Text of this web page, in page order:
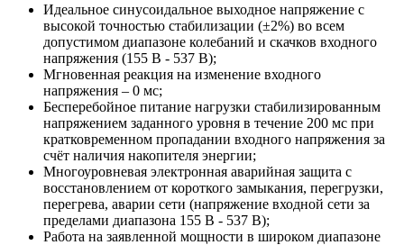
Идеальное синусоидальное выходное напряжение с
высокой точностью стабилизации (±2%) во всем
допустимом диапазоне колебаний и скачков входного
напряжения (155 В - 537 В);
Мгновенная реакция на изменение входного
напряжения – 0 мс;
Бесперебойное питание нагрузки стабилизированным
напряжением заданного уровня в течение 200 мс при
кратковременном пропадании входного напряжения за
счёт наличия накопителя энергии;
Многоуровневая электронная аварийная защита с
восстановлением от короткого замыкания, перегрузки,
перегрева, аварии сети (напряжение входной сети за
пределами диапазона 155 В - 537 В);
Работа на заявленной мощности в широком диапазоне